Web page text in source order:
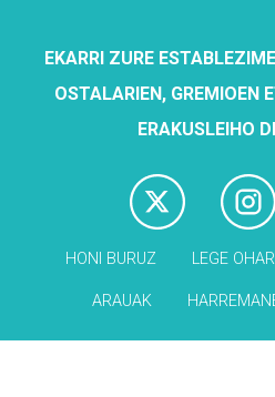
EKARRI ZURE
OSTALARIEN, GREMIOEN
ERAKUSLEIHO
HONI BURUZ LEGE
ARAUAK